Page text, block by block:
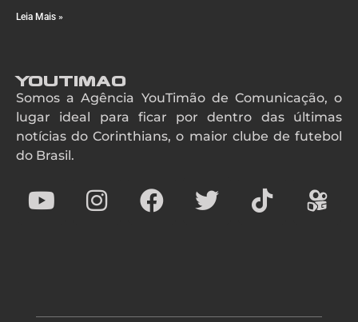
Leia Mais »
YouTimao
Somos a Agência YouTimão de Comunicação, o
lugar ideal para ficar por dentro das últimas
notícias do Corinthians, o maior clube de futebol
do Brasil.